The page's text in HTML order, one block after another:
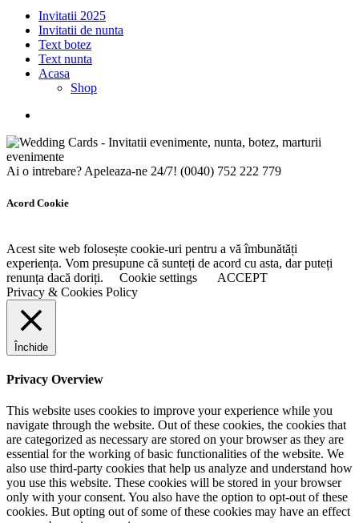
Invitatii 2025
Invitatii de nunta
Text botez
Text nunta
Acasa
Shop
Ai o intrebare? Apeleaza-ne 24/7! (0040) 752 222 779
Acord Cookie
Acest site web folosește cookie-uri pentru a vă îmbunătăți
experiența. Vom presupune că sunteți de acord cu asta, dar puteți
renunța dacă doriți.
Cookie settings
ACCEPT
Privacy & Cookies Policy
Închide
Privacy Overview
This website uses cookies to improve your experience while you
navigate through the website. Out of these cookies, the cookies that
are categorized as necessary are stored on your browser as they are
essential for the working of basic functionalities of the website. We
also use third-party cookies that help us analyze and understand how
you use this website. These cookies will be stored in your browser
only with your consent. You also have the option to opt-out of these
cookies. But opting out of some of these cookies may have an effect